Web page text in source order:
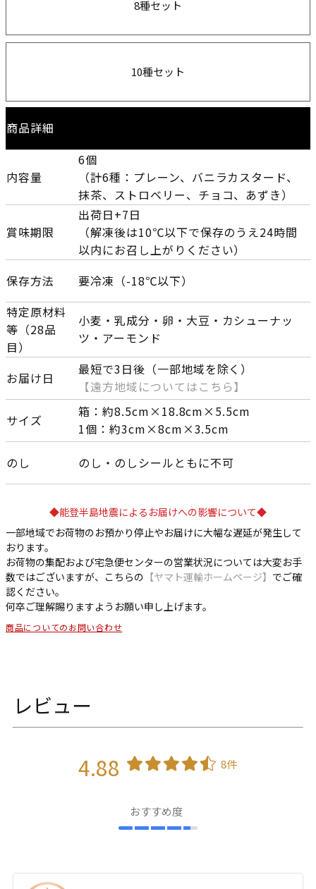
8種セット
10種セット
商品詳細
内容量
6個
（計6種：プレーン、バニラカスタード、
抹茶、ストロベリー、チョコ、あずき）
賞味期限
出荷日+7日
（解凍後は10℃以下で保存のうえ24時間
以内にお召し上がりください）
保存方法
要冷凍（-18℃以下）
特定原材料
等（28品
目）
小麦・乳成分・卵・大豆・カシューナッ
ツ・アーモンド
お届け日
最短で3日後（一部地域を除く）
【遠方地域についてはこちら】
サイズ
箱：約8.5cm×18.8cm×5.5cm
1個：約3cm×8cm×3.5cm
のし
のし・のしシールともに不可
◆能登半島地震によるお届けへの影響について◆
一部地域でお荷物のお預かり停止やお届けに大幅な遅延が発生して
おります。
お荷物の集配および宅急便センターの営業状況については大変お手
数ではございますが、こちらの 【ヤマト運輸ホームページ】 でご確
認ください。
何卒ご理解賜りますようお願い申し上げます。
商品についてのお問い合わせ
レビュー
4.88 8件
おすすめ度